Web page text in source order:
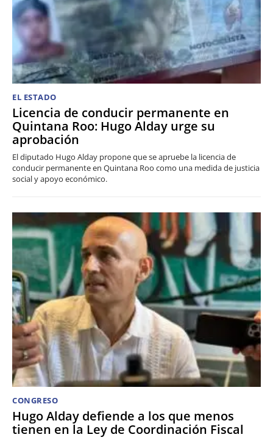
EL ESTADO
Licencia de conducir permanente en
Quintana Roo: Hugo Alday urge su
aprobación
El diputado Hugo Alday propone que se apruebe la licencia de
conducir permanente en Quintana Roo como una medida de justicia
social y apoyo económico.
CONGRESO
Hugo Alday defiende a los que menos
tienen en la Ley de Coordinación Fiscal